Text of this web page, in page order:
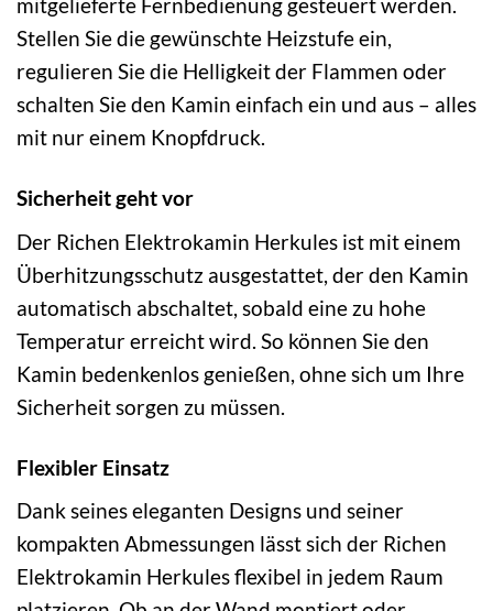
Stellen Sie die gewünschte Heizstufe ein,
regulieren Sie die Helligkeit der Flammen oder
schalten Sie den Kamin einfach ein und aus – alles
mit nur einem Knopfdruck.
Sicherheit geht vor
Der Richen Elektrokamin Herkules ist mit einem
Überhitzungsschutz ausgestattet, der den Kamin
automatisch abschaltet, sobald eine zu hohe
Temperatur erreicht wird. So können Sie den
Kamin bedenkenlos genießen, ohne sich um Ihre
Sicherheit sorgen zu müssen.
Flexibler Einsatz
Dank seines eleganten Designs und seiner
kompakten Abmessungen lässt sich der Richen
Elektrokamin Herkules flexibel in jedem Raum